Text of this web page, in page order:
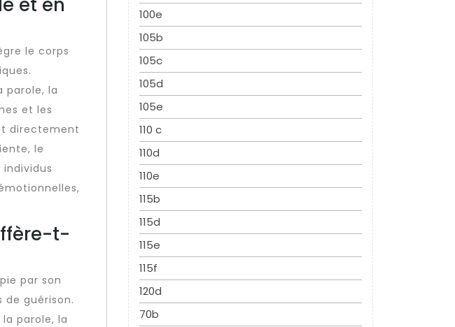
le corps
parole, la
et les
directement
le
t-
par son
guérison.
parole, la
100e
105b
105c
105d
105e
110 c
110d
110e
115b
115d
115e
115f
120d
70b